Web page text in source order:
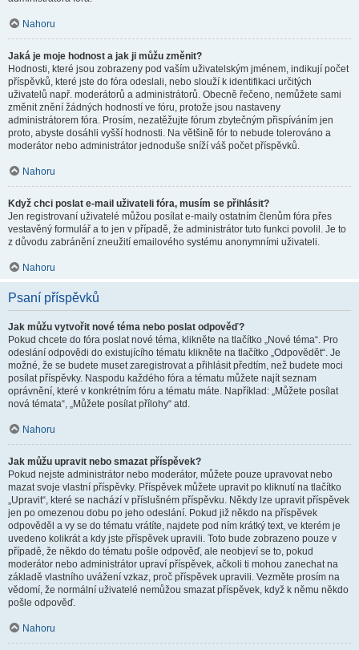
Nahoru
Jaká je moje hodnost a jak ji můžu změnit?
Hodnosti, které jsou zobrazeny pod vaším uživatelským jménem, indikují počet
příspěvků, které jste do fóra odeslali, nebo slouží k identifikaci určitých
uživatelů např. moderátorů a administrátorů. Obecně řečeno, nemůžete sami
změnit znění žádných hodností ve fóru, protože jsou nastaveny
administrátorem fóra. Prosím, nezatěžujte fórum zbytečným přispíváním jen
proto, abyste dosáhli vyšší hodnosti. Na většině fór to nebude tolerováno a
moderátor nebo administrátor jednoduše sníží váš počet příspěvků.
Nahoru
Když chci poslat e-mail uživateli fóra, musím se přihlásit?
Jen registrovaní uživatelé můžou posílat e-maily ostatním členům fóra přes
vestavěný formulář a to jen v případě, že administrátor tuto funkci povolil. Je to
z důvodu zabránění zneužití emailového systému anonymními uživateli.
Nahoru
Psaní příspěvků
Jak můžu vytvořit nové téma nebo poslat odpověď?
Pokud chcete do fóra poslat nové téma, klikněte na tlačítko „Nové téma“. Pro
odeslání odpovědi do existujícího tématu klikněte na tlačítko „Odpovědět“. Je
možné, že se budete muset zaregistrovat a přihlásit předtím, než budete moci
posílat příspěvky. Naspodu každého fóra a tématu můžete najít seznam
oprávnění, které v konkrétním fóru a tématu máte. Například: „Můžete posílat
nová témata“, „Můžete posílat přílohy“ atd.
Nahoru
Jak můžu upravit nebo smazat příspěvek?
Pokud nejste administrátor nebo moderátor, můžete pouze upravovat nebo
mazat svoje vlastní příspěvky. Příspěvek můžete upravit po kliknutí na tlačítko
„Upravit“, které se nachází v příslušném příspěvku. Někdy lze upravit příspěvek
jen po omezenou dobu po jeho odeslání. Pokud již někdo na příspěvek
odpověděl a vy se do tématu vrátíte, najdete pod ním krátký text, ve kterém je
uvedeno kolikrát a kdy jste příspěvek upravili. Toto bude zobrazeno pouze v
případě, že někdo do tématu pošle odpověď, ale neobjeví se to, pokud
moderátor nebo administrátor upraví příspěvek, ačkoli ti mohou zanechat na
základě vlastního uvážení vzkaz, proč příspěvek upravili. Vezměte prosím na
vědomí, že normální uživatelé nemůžou smazat příspěvek, když k němu někdo
pošle odpověď.
Nahoru